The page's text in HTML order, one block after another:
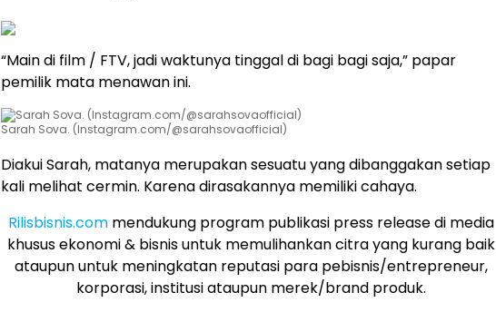
“Main di film / FTV, jadi waktunya tinggal di bagi bagi saja,” papar
pemilik mata menawan ini.
Sarah Sova. (Instagram.com/@sarahsovaofficial)
Diakui Sarah, matanya merupakan sesuatu yang dibanggakan setiap
kali melihat cermin. Karena dirasakannya memiliki cahaya.
Rilisbisnis.commendukung program publikasi press release di media
khusus ekonomi & bisnis untuk memulihankan citra yang kurang baik
ataupun untuk meningkatan reputasi para pebisnis/entrepreneur,
korporasi, institusi ataupun merek/brand produk.